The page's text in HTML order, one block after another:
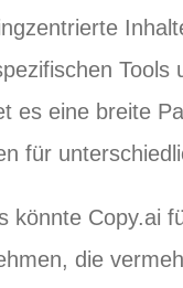
Tools
es eine breite
für
könnte Copy.ai
die